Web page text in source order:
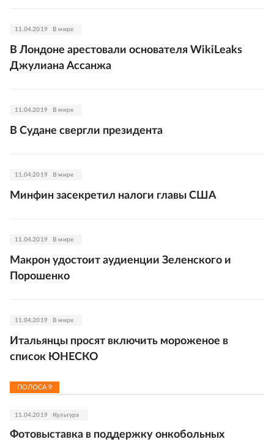
11.04.2019 В мире
В Лондоне арестовали основателя WikiLeaks
Джулиана Ассанжа
11.04.2019 В мире
В Судане свергли президента
11.04.2019 В мире
Минфин засекретил налоги главы США
11.04.2019 В мире
Макрон удостоит аудиенции Зеленского и
Порошенко
11.04.2019 В мире
Итальянцы просят включить мороженое в
список ЮНЕСКО
ПОЛОСА 9
11.04.2019 Культура
Фотовыставка в поддержку онкобольных